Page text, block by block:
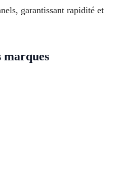
garantissant rapidité et
marques